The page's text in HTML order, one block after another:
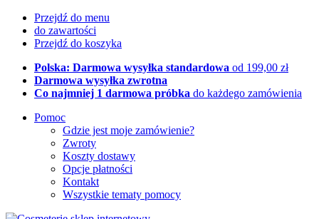
Przejdź do menu
do zawartości
Przejdź do koszyka
Polska: Darmowa wysyłka standardowa od 199,00 zł
Darmowa wysyłka zwrotna
Co najmniej 1 darmowa próbka do każdego zamówienia
Pomoc
Gdzie jest moje zamówienie?
Zwroty
Koszty dostawy
Opcje płatności
Kontakt
Wszystkie tematy pomocy